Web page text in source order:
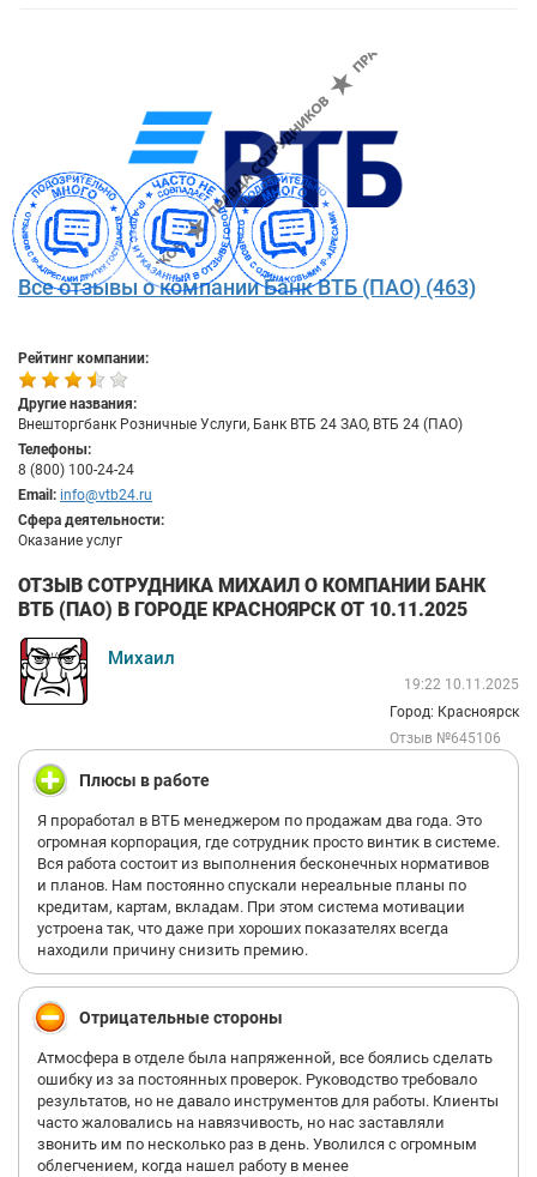
Все отзывы о компании Банк ВТБ (ПАО) (463)
Рейтинг компании:
Другие названия:
Внешторгбанк Розничные Услуги, Банк ВТБ 24 ЗАО, ВТБ 24 (ПАО)
Телефоны:
8 (800) 100-24-24
Email: info@vtb24.ru
Сфера деятельности:
Оказание услуг
ОТЗЫВ СОТРУДНИКА МИХАИЛ О КОМПАНИИ БАНК
ВТБ (ПАО) В ГОРОДЕ КРАСНОЯРСК ОТ 10.11.2025
Михаил
19:22 10.11.2025
Город: Красноярск
Отзыв №645106
Плюсы в работе
Я проработал в ВТБ менеджером по продажам два года. Это
огромная корпорация, где сотрудник просто винтик в системе.
Вся работа состоит из выполнения бесконечных нормативов
и планов. Нам постоянно спускали нереальные планы по
кредитам, картам, вкладам. При этом система мотивации
устроена так, что даже при хороших показателях всегда
находили причину снизить премию.
Отрицательные стороны
Атмосфера в отделе была напряженной, все боялись сделать
ошибку из за постоянных проверок. Руководство требовало
результатов, но не давало инструментов для работы. Клиенты
часто жаловались на навязчивость, но нас заставляли
звонить им по несколько раз в день. Уволился с огромным
облегчением, когда нашел работу в менее